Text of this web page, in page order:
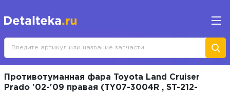
Противотуманная фара Toyota Land Cruiser
Prado '02-'09 правая (TY07-3004R , ST-212-